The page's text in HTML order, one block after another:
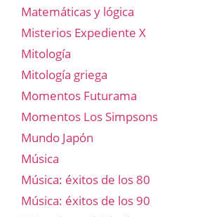
Matemáticas y lógica
Misterios Expediente X
Mitología
Mitología griega
Momentos Futurama
Momentos Los Simpsons
Mundo Japón
Música
Música: éxitos de los 80
Música: éxitos de los 90